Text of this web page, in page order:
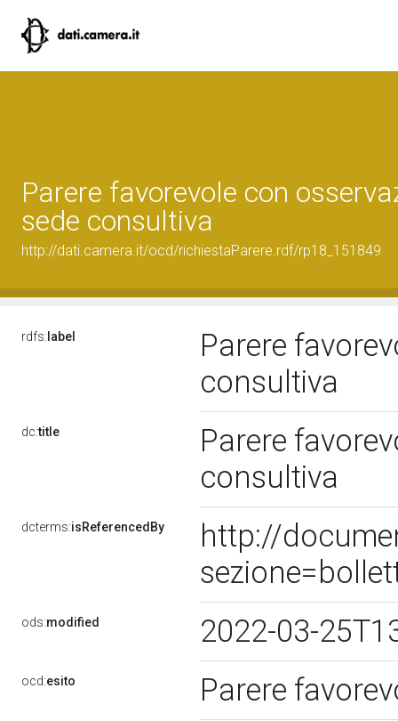
Parere favorevole con
sede consultiva
http://dati.camera.it/ocd/richiestaParere.rdf/rp18_151849
rdfs: label
Parere
consultiva
dc:title
Parere
consultiva
dcterms:isReferencedBy
http://
ods:modified 2022-03-
ocd:esito Parere